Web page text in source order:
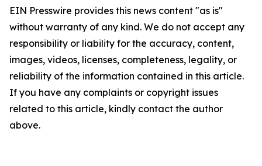
EIN Presswire provides this news content "as is"
without warranty of any kind. We do not accept any
responsibility or liability for the accuracy, content,
images, videos, licenses, completeness, legality, or
reliability of the information contained in this article.
If you have any complaints or copyright issues
related to this article, kindly contact the author
above.